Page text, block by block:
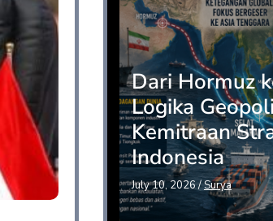
Dari Hormuz
Logika
Kemitraan
Indonesia
July 10, 2026/Surya